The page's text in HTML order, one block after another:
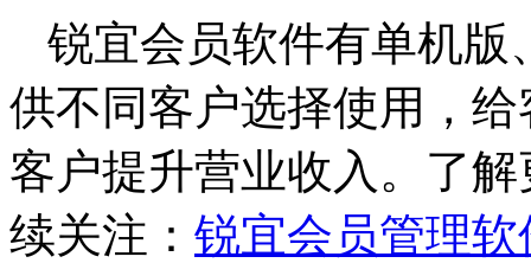
锐宜会员软件有单机版
供不同客户选择使用，
客户提升营业收入。了
续关注： 锐宜会员管理